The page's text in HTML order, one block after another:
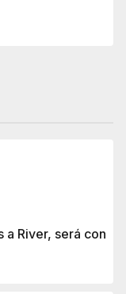
a River, será con